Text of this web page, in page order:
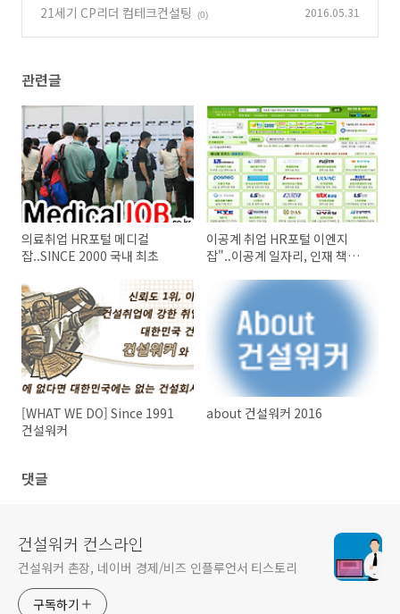
21세기 CP리더 컴테크컨설팅 (0) 2016.05.31
관련글
의료취업 HR포털 메디컬
잡..SINCE 2000 국내 최초
이공계 취업 HR포털 이엔지
잡"..이공계 일자리, 인재 책임
[WHAT WE DO] Since 1991
건설워커
about 건설워커 2016
댓글
건설워커 컨스라인
건설워커 촌장, 네이버 경제/비즈 인플루언서 티스토리
구독하기